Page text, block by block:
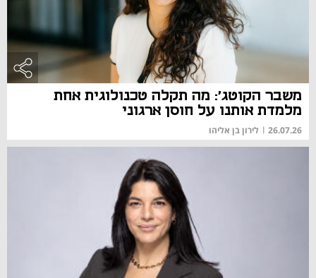
משבר הקוטג': מה תקלה טכנולוגית אחת
מלמדת אותנו על חוסן ארגוני
26.07.26
| לירון בן אליהו